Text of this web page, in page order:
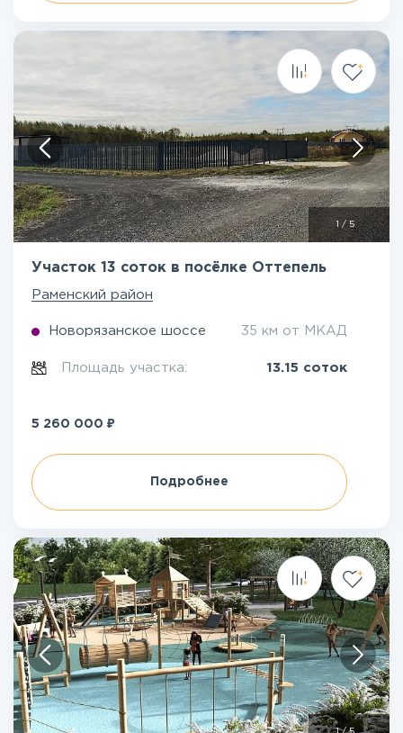
/5
Участок 13 соток в посёлке Оттепель
Раменский район
Новорязанское шоссе 35 км от МКАД
Площадь участка: 13.15 соток
5 260 000 ₽
Подробнее